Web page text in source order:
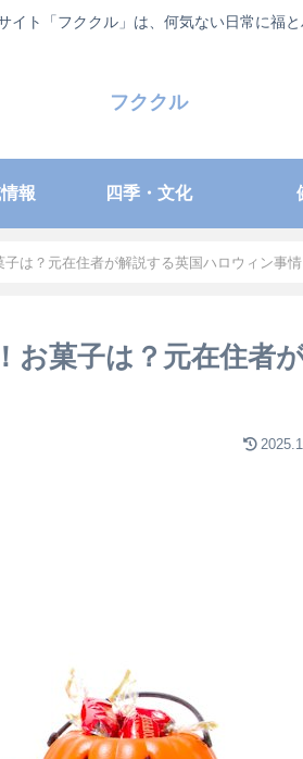
ト「フククル」は、何気ない日常に福
フククル
報 四季・文化
は？元在住者が解説する英国ハロウィン事情
お菓子は？元在住者